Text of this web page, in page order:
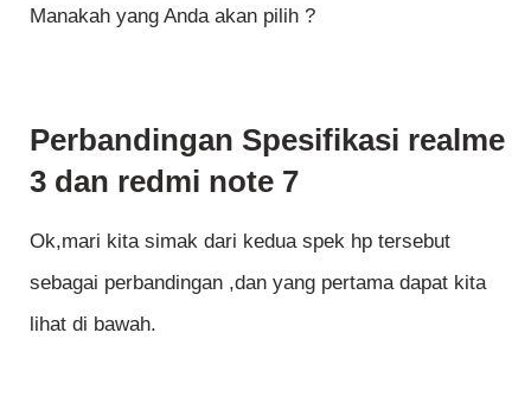
Manakah yang Anda akan pilih ?
Perbandingan Spesifikasi realme
3 dan redmi note 7
Ok,mari kita simak dari kedua spek hp tersebut
sebagai perbandingan ,dan yang pertama dapat kita
lihat di bawah.